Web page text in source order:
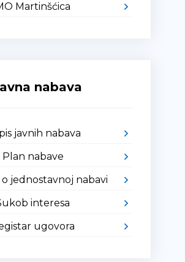
Martinšćica
nabava
javnih nabava
Plan nabave
jednostavnoj nabavi
interesa
ugovora